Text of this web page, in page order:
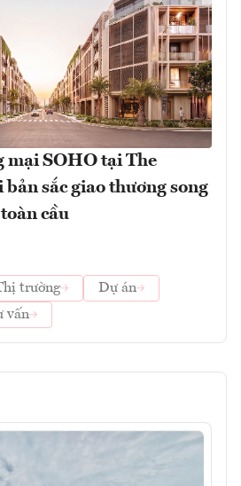
mại SOHO tại The
sắc giao thương song
cầu
trường
Dự án
vấn